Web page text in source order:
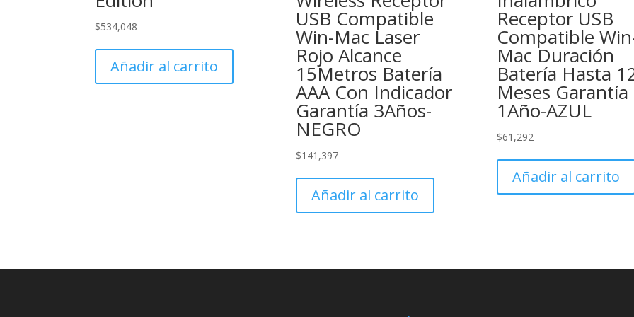
$534,048
Añadir al carrito
USB Compatible
Win-Mac Laser
Rojo Alcance
15Metros Batería
AAA Con Indicador
Garantía 3Años-
NEGRO
$141,397
Añadir al carrito
Receptor USB
Compatible
Mac Duración
Batería Hasta
Meses Garantía
1Año-AZUL
$61,292
Añadir al carrito